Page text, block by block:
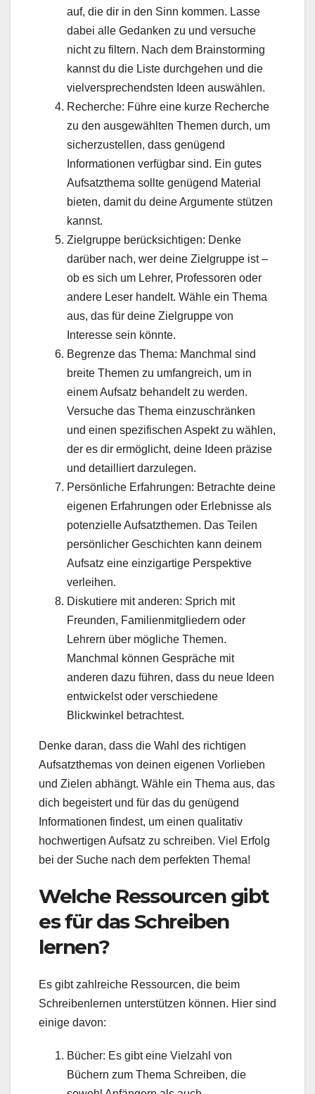
auf, die dir in den Sinn kommen. Lasse
dabei alle Gedanken zu und versuche
nicht zu filtern. Nach dem Brainstorming
kannst du die Liste durchgehen und die
vielversprechendsten Ideen auswählen.
Recherche: Führe eine kurze Recherche
zu den ausgewählten Themen durch, um
sicherzustellen, dass genügend
Informationen verfügbar sind. Ein gutes
Aufsatzthema sollte genügend Material
bieten, damit du deine Argumente stützen
kannst.
Zielgruppe berücksichtigen: Denke
darüber nach, wer deine Zielgruppe ist –
ob es sich um Lehrer, Professoren oder
andere Leser handelt. Wähle ein Thema
aus, das für deine Zielgruppe von
Interesse sein könnte.
Begrenze das Thema: Manchmal sind
breite Themen zu umfangreich, um in
einem Aufsatz behandelt zu werden.
Versuche das Thema einzuschränken
und einen spezifischen Aspekt zu wählen,
der es dir ermöglicht, deine Ideen präzise
und detailliert darzulegen.
Persönliche Erfahrungen: Betrachte deine
eigenen Erfahrungen oder Erlebnisse als
potenzielle Aufsatzthemen. Das Teilen
persönlicher Geschichten kann deinem
Aufsatz eine einzigartige Perspektive
verleihen.
Diskutiere mit anderen: Sprich mit
Freunden, Familienmitgliedern oder
Lehrern über mögliche Themen.
Manchmal können Gespräche mit
anderen dazu führen, dass du neue Ideen
entwickelst oder verschiedene
Blickwinkel betrachtest.
Denke daran, dass die Wahl des richtigen
Aufsatzthemas von deinen eigenen Vorlieben
und Zielen abhängt. Wähle ein Thema aus, das
dich begeistert und für das du genügend
Informationen findest, um einen qualitativ
hochwertigen Aufsatz zu schreiben. Viel Erfolg
bei der Suche nach dem perfekten Thema!
Welche Ressourcen gibt
es für das Schreiben
lernen?
Es gibt zahlreiche Ressourcen, die beim
Schreibenlernen unterstützen können. Hier sind
einige davon:
Bücher: Es gibt eine Vielzahl von
Büchern zum Thema Schreiben, die